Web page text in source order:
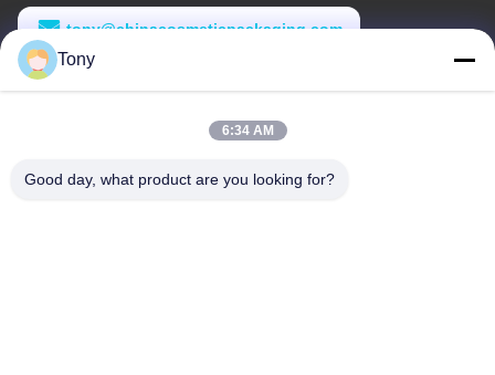
tony@chinacosmeticpackaging.com
Εργασιακό χρόνο
Tony
6:34 AM
Good day, what product are you looking for?